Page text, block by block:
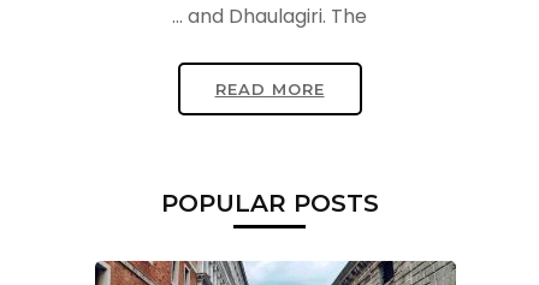
and Dhaulagiri. The …
READ MORE
POPULAR POSTS